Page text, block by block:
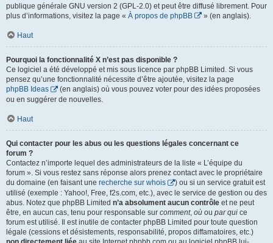
publique générale GNU version 2 (GPL-2.0) et peut être diffusé librement. Pour
plus d’informations, visitez la page « À propos de phpBB » (en anglais).
Haut
Pourquoi la fonctionnalité X n’est pas disponible ?
Ce logiciel a été développé et mis sous licence par phpBB Limited. Si vous
pensez qu’une fonctionnalité nécessite d’être ajoutée, visitez la page
phpBB Ideas
(en anglais) où vous pouvez voter pour des idées proposées
ou en suggérer de nouvelles.
Haut
Qui contacter pour les abus ou les questions légales concernant ce
forum ?
Contactez n’importe lequel des administrateurs de la liste « L’équipe du
forum ». Si vous restez sans réponse alors prenez contact avec le propriétaire
du domaine (en faisant une recherche sur whois
) ou si un service gratuit est
utilisé (exemple : Yahoo!, Free, f2s.com, etc.), avec le service de gestion ou des
abus. Notez que phpBB Limited n’a absolument aucun contrôle et ne peut
être, en aucun cas, tenu pour responsable sur comment, où ou par qui ce
forum est utilisé. Il est inutile de contacter phpBB Limited pour toute question
légale (cessions et désistements, responsabilité, propos diffamatoires, etc.)